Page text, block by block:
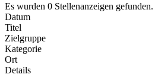
Es wurden 0 Stellenanzeigen gefunden.
Datum
Titel
Zielgruppe
Kategorie
Ort
Details